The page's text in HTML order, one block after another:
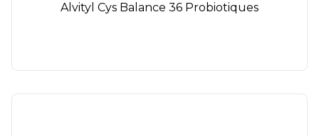
Alvityl Cys Balance 36 Probiotiques